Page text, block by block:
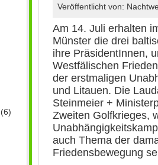
(6)
Veröffentlicht von:
Am 14. Juli erhalten
Münster die drei
ihre PräsidentInnen,
Westfälischen
der erstmaligen
und Litauen. Die
Steinmeier +
Zweiten Golfkrieges,
auch Thema der
Friedensbewegung